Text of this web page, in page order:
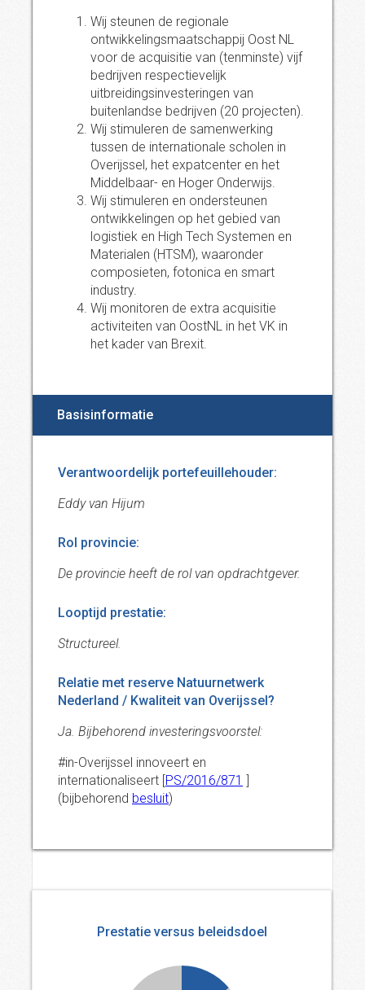
Wij steunen de regionale
ontwikkelingsmaatschappij Oost NL
voor de acquisitie van (tenminste) vijf
bedrijven respectievelijk
uitbreidingsinvesteringen van
buitenlandse bedrijven (20 projecten).
Wij stimuleren de samenwerking
tussen de internationale scholen in
Overijssel, het expatcenter en het
Middelbaar- en Hoger Onderwijs.
Wij stimuleren en ondersteunen
ontwikkelingen op het gebied van
logistiek en High Tech Systemen en
Materialen (HTSM), waaronder
composieten, fotonica en smart
industry.
Wij monitoren de extra acquisitie
activiteiten van OostNL in het VK in
het kader van Brexit.
Basisinformatie
Verantwoordelijk portefeuillehouder:
Eddy van Hijum
Rol provincie:
De provincie heeft de rol van opdrachtgever.
Looptijd prestatie:
Structureel.
Relatie met reserve Natuurnetwerk
Nederland / Kwaliteit van Overijssel?
Ja. Bijbehorend investeringsvoorstel:
#in-Overijssel innoveert en
internationaliseert [PS/2016/871 ]
(bijbehorend besluit)
Prestatie versus beleidsdoel